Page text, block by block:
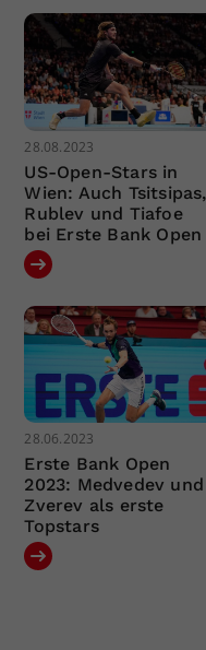
28.08.2023
US-Open-Stars in
Wien: Auch Tsitsipas,
Rublev und Tiafoe
bei Erste Bank Open
28.06.2023
Erste Bank Open
2023: Medvedev und
Zverev als erste
Topstars